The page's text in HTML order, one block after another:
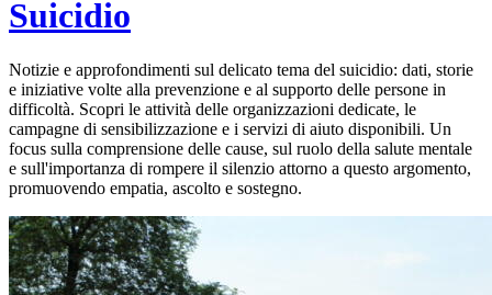
Suicidio
Notizie e approfondimenti sul delicato tema del suicidio: dati, storie
e iniziative volte alla prevenzione e al supporto delle persone in
difficoltà. Scopri le attività delle organizzazioni dedicate, le
campagne di sensibilizzazione e i servizi di aiuto disponibili. Un
focus sulla comprensione delle cause, sul ruolo della salute mentale
e sull'importanza di rompere il silenzio attorno a questo argomento,
promuovendo empatia, ascolto e sostegno.